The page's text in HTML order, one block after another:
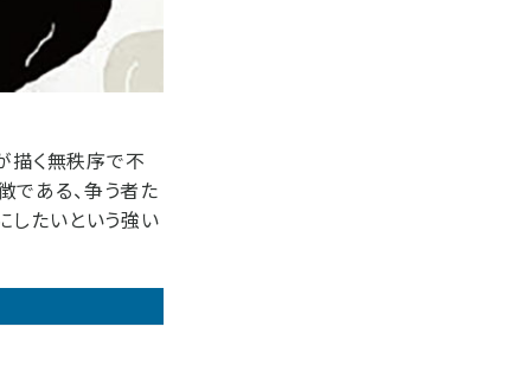
描く無秩序で不
ある、争う者た
したいという強い